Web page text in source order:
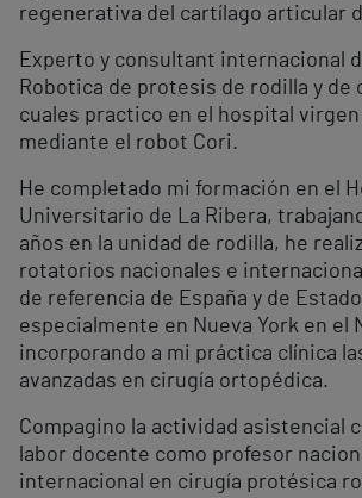
regenerativa del cartílago articular
Experto y consultant internacional
Robotica de protesis de rodilla y de
cuales practico en el hospital
mediante el robot Cori.
He completado mi formación en el
Universitario de La Ribera,
años en la unidad de rodilla, he
rotatorios nacionales e
de referencia de España y de
especialmente en Nueva York en el
incorporando a mi práctica clínica
avanzadas en cirugía ortopédica.
Compagino la actividad asistencial
labor docente como profesor
internacional en cirugía protésica